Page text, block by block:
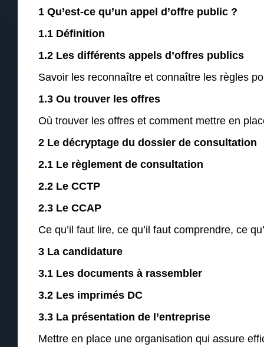
1 Qu’est-ce qu’un appel d’offre public ?
1.1 Définition
1.2 Les différents appels d’offres publics
Savoir les reconnaître et connaître les règles
1.3 Ou trouver les offres
Où trouver les offres et comment mettre en
2 Le décryptage du dossier de consultation
2.1 Le règlement de consultation
2.2 Le CCTP
2.3 Le CCAP
Ce qu’il faut lire, ce qu’il faut comprendre, ce
3 La candidature
3.1 Les documents à rassembler
3.2 Les imprimés DC
3.3 La présentation de l’entreprise
Mettre en place une organisation qui assure